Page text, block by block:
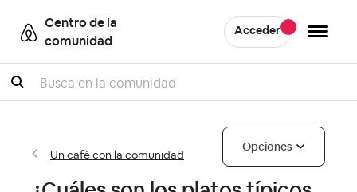
Centro de la
comunidad
Acceder
Buscar
Un café con la comunidad
Opciones